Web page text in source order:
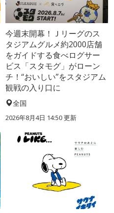
今週末開幕！Ｊリーグのス
タジアムグルメ約2000店舗
をガイドする食べログサー
ビス「スタモグ」がローン
チ！“おいしい”をスタジアム
観戦の入り口に
全国
2026年8月4日 14:50更新